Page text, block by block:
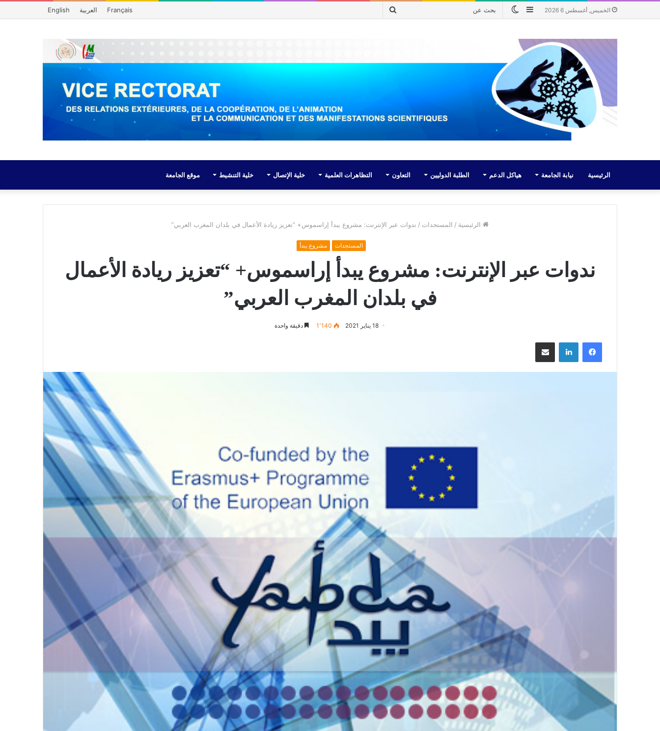
الخميس, أغسطس 6 2026
بحث
الوضع إضافة
جانبي
Français العربية English
الرئيسية نيابة الجامعة هياكل الدعم الطلبة الدوليين التعاون التظاهرات العلمية خلية الإتصال خلية التنشيط موقع الجامعة
الرئيسية / المستجدات / ندوات عبر الإنترنت: مشروع يبدأ إراسموس+ “تعزيز ريادة الأعمال في بلدان المغرب العربي”
المستجدات مشروع يبدأ
ندوات عبر الإنترنت: مشروع يبدأ إراسموس+ “تعزيز ريادة الأعمال
في بلدان المغرب العربي”
18 يناير 2021 1٬140 دقيقة واحدة
فيسبوك لينكدإن مشاركة عبر البريد